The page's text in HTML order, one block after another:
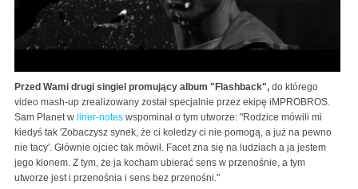
Przed Wami drugi singiel promujący album "Flashback", do którego
video mash-up zrealizowany został specjalnie przez ekipę iMPROBROS.
Sam Planet w liner-notes wspominał o tym utworze: "Rodzice mówili mi
kiedyś tak 'Zobaczysz synek, że ci koledzy ci nie pomogą, a już na pewno
nie tacy'. Głównie ojciec tak mówił. Facet zna się na ludziach a ja jestem
jego klonem. Z tym, że ja kocham ubierać sens w przenośnie, a tym
utworze jest i przenośnia i sens bez przenośni."